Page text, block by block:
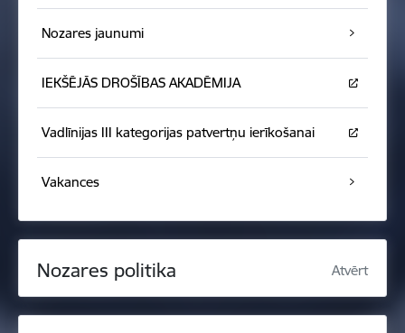
Nozares jaunumi
IEKŠĒJĀS DROŠĪBAS AKADĒMIJA
Vadlīnijas III kategorijas patvertņu ierīkošanai
Vakances
Nozares politika Atvērt